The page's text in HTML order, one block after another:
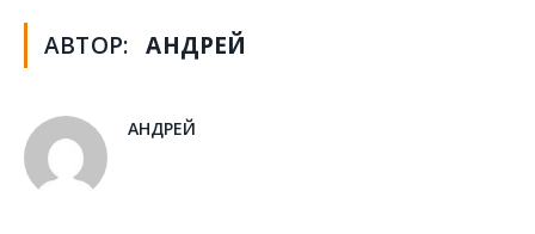
АВТОР: АНДРЕЙ
АНДРЕЙ